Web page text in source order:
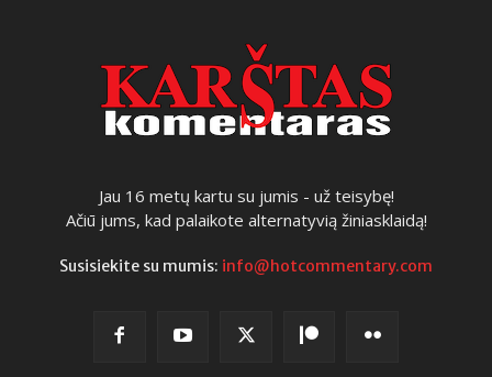
Jau 16 metų kartu su jumis - už teisybę!
Ačiū jums, kad palaikote alternatyvią žiniasklaidą!
Susisiekite su mumis: info@hotcommentary.com